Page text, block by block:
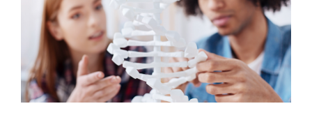
Educação a Distância
Educação de Jovens e Adultos